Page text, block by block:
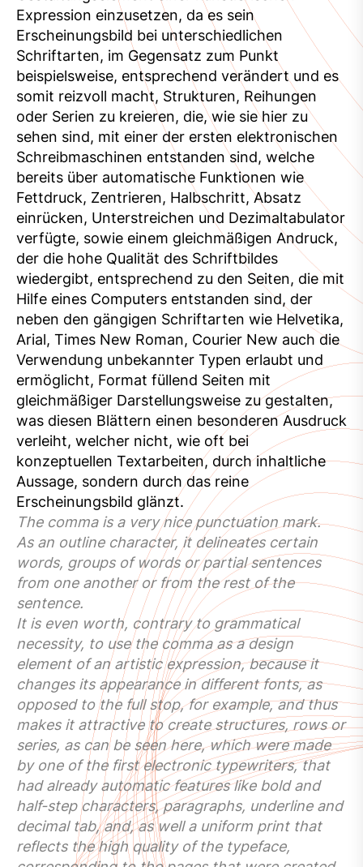
Expression einzusetzen, da es sein
Erscheinungsbild bei unterschiedlichen
Schriftarten, im Gegensatz zum Punkt
beispielsweise, entsprechend verändert und es
somit reizvoll macht, Strukturen, Reihungen
oder Serien zu kreieren, die, wie sie hier zu
sehen sind, mit einer der ersten elektronischen
Schreibmaschinen entstanden sind, welche
bereits über automatische Funktionen wie
Fettdruck, Zentrieren, Halbschritt, Absatz
einrücken, Unterstreichen und Dezimaltabulator
verfügte, sowie einem gleichmäßigen Andruck,
der die hohe Qualität des Schriftbildes
wiedergibt, entsprechend zu den Seiten, die mit
Hilfe eines Computers entstanden sind, der
neben den gängigen Schriftarten wie Helvetika,
Arial, Times New Roman, Courier New auch die
Verwendung unbekannter Typen erlaubt und
ermöglicht, Format füllend Seiten mit
gleichmäßiger Darstellungsweise zu gestalten,
was diesen Blättern einen besonderen Ausdruck
verleiht, welcher nicht, wie oft bei
konzeptuellen Textarbeiten, durch inhaltliche
Aussage, sondern durch das reine
Erscheinungsbild glänzt.
The comma is a very nice punctuation mark.
As an outline character, it delineates certain
words, groups of words or partial sentences
from one another or from the rest of the
sentence.
It is even worth, contrary to grammatical
necessity, to use the comma as a design
element of an artistic expression, because it
changes its appearance in different fonts, as
opposed to the full stop, for example, and thus
makes it attractive to create structures, rows or
series, as can be seen here, which were made
by one of the first electronic typewriters, that
had already automatic features like bold and
half-step characters, paragraphs, underline and
decimal tab, and, as well a uniform print that
reflects the high quality of the typeface,